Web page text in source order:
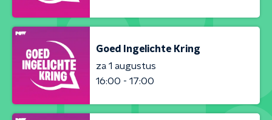
Goed Ingelichte Kring
za 1 augustus
16:00 - 17:00